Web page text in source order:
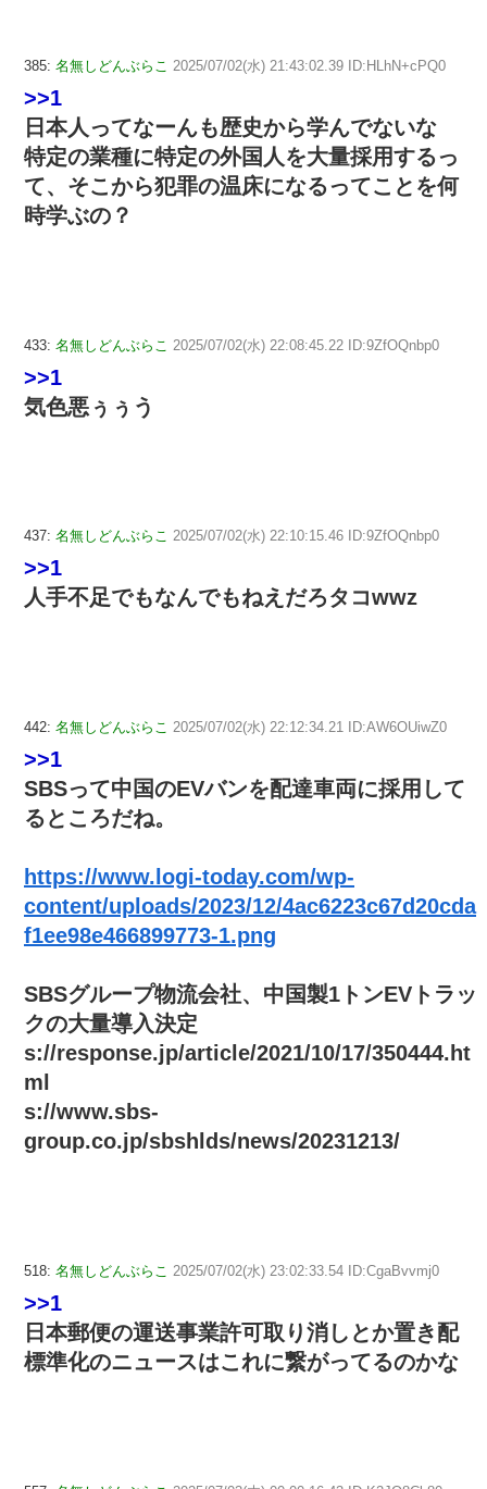
385: 名無しどんぶらこ 2025/07/02(水) 21:43:02.39 ID:HLhN+cPQ0
>>1
日本人ってなーんも歴史から学んでないな
特定の業種に特定の外国人を大量採用するっ
て、そこから犯罪の温床になるってことを何
時学ぶの？
433: 名無しどんぶらこ 2025/07/02(水) 22:08:45.22 ID:9ZfOQnbp0
>>1
気色悪ぅぅう
437: 名無しどんぶらこ 2025/07/02(水) 22:10:15.46 ID:9ZfOQnbp0
>>1
人手不足でもなんでもねえだろタコwwz
442: 名無しどんぶらこ 2025/07/02(水) 22:12:34.21 ID:AW6OUiwZ0
>>1
SBSって中国のEVバンを配達車両に採用して
るところだね。
https://www.logi-today.com/wp-
content/uploads/2023/12/4ac6223c67d20cda
f1ee98e466899773-1.png
SBSグループ物流会社、中国製1トンEVトラッ
クの大量導入決定
s://response.jp/article/2021/10/17/350444.ht
ml
s://www.sbs-
group.co.jp/sbshlds/news/20231213/
518: 名無しどんぶらこ 2025/07/02(水) 23:02:33.54 ID:CgaBvvmj0
>>1
日本郵便の運送事業許可取り消しとか置き配
標準化のニュースはこれに繋がってるのかな